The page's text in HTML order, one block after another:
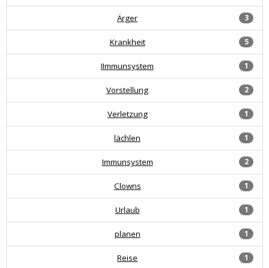
3
Ärger
5
Krankheit
1
IImmunsystem
2
Vorstellung
1
Verletzung
1
lächlen
2
Immunsystem
1
Clowns
1
Urlaub
1
planen
1
Reise